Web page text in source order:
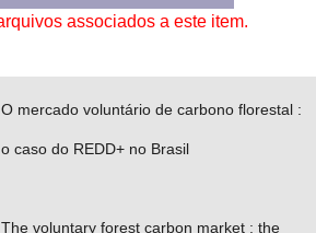
associados a este item.
O mercado voluntário de carbono florestal :
o caso do REDD+ no Brasil
The voluntary forest carbon market : the